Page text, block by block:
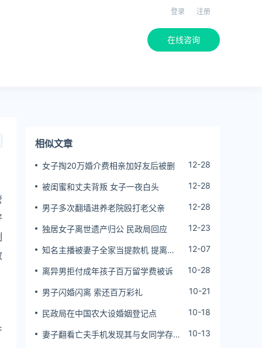
登录 注册
在线咨询
相似文章
女子掏20万婚介费相亲加好友后被删 12-28
被闺蜜和丈夫背叛 女子一夜白头 12-28
男子多次翻墙进养老院殴打老父亲 12-28
独居女子离世遗产归公 民政局回应 12-23
知名主播被妻子全家当提款机 提离婚
12-07
离异男拒付成年孩子百万留学费被诉 10-28
男子闪婚闪离 索还百万彩礼 10-21
民政局在中国农大设婚姻登记点 10-18
妻子翻看亡夫手机发现其与女同学存婚
10-13